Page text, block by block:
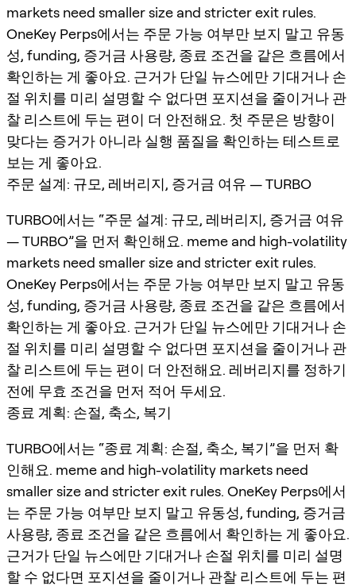
markets need smaller size and stricter exit rules.
OneKey Perps에서는 주문 가능 여부만 보지 말고 유동
성, funding, 증거금 사용량, 종료 조건을 같은 흐름에서
확인하는 게 좋아요. 근거가 단일 뉴스에만 기대거나 손
절 위치를 미리 설명할 수 없다면 포지션을 줄이거나 관
찰 리스트에 두는 편이 더 안전해요. 첫 주문은 방향이
맞다는 증거가 아니라 실행 품질을 확인하는 테스트로
보는 게 좋아요.
주문 설계: 규모, 레버리지, 증거금 여유 — TURBO
TURBO에서는 “주문 설계: 규모, 레버리지, 증거금 여유
— TURBO”을 먼저 확인해요. meme and high-volatility
markets need smaller size and stricter exit rules.
OneKey Perps에서는 주문 가능 여부만 보지 말고 유동
성, funding, 증거금 사용량, 종료 조건을 같은 흐름에서
확인하는 게 좋아요. 근거가 단일 뉴스에만 기대거나 손
절 위치를 미리 설명할 수 없다면 포지션을 줄이거나 관
찰 리스트에 두는 편이 더 안전해요. 레버리지를 정하기
전에 무효 조건을 먼저 적어 두세요.
종료 계획: 손절, 축소, 복기
TURBO에서는 “종료 계획: 손절, 축소, 복기”을 먼저 확
인해요. meme and high-volatility markets need
smaller size and stricter exit rules. OneKey Perps에서
는 주문 가능 여부만 보지 말고 유동성, funding, 증거금
사용량, 종료 조건을 같은 흐름에서 확인하는 게 좋아요.
근거가 단일 뉴스에만 기대거나 손절 위치를 미리 설명
할 수 없다면 포지션을 줄이거나 관찰 리스트에 두는 편